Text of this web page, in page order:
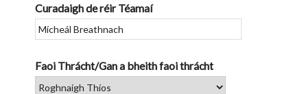
Curadaigh de réir Téamaí
Faoi Thrácht/Gan a bheith faoi thrácht